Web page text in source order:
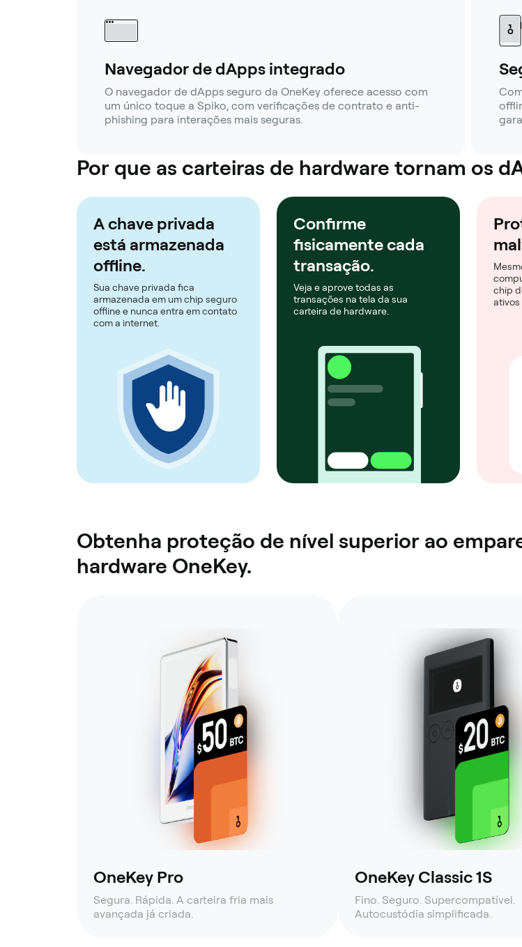
Navegador de dApps integrado
O navegador de dApps seguro da OneKey oferece acesso com
um único toque a Spiko, com verificações de contrato e anti-
phishing para interações mais seguras.
Por que as carteiras de hardware tornam os
A chave privada
está armazenada
offline.
Sua chave privada fica
armazenada em um chip seguro
offline e nunca entra em contato
com a internet.
Confirme
fisicamente cada
transação.
Veja e aprove todas as
transações na tela da sua
carteira de hardware.
chip
ativos
Obtenha proteção de nível superior ao
hardware OneKey.
OneKey Pro
Segura. Rápida. A carteira fria mais
avançada já criada.
OneKey Classic 1S
Fino. Seguro. Supercompatível.
Autocustódia simplificada.